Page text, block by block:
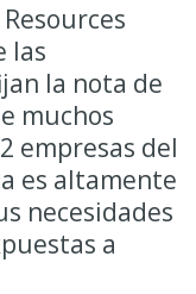
las
la nota de
muchos
empresas del
es altamente
necesidades
a